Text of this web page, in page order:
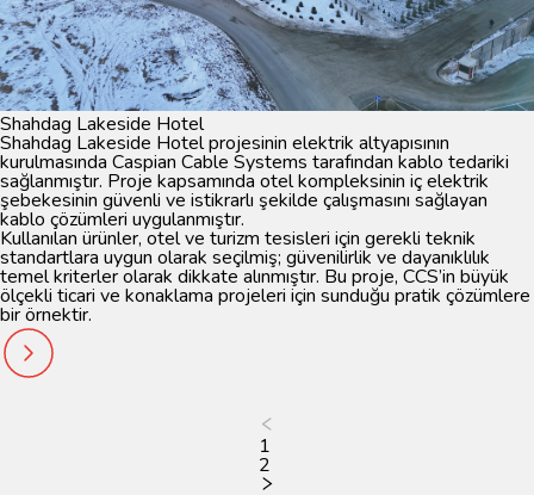
Shahdag Lakeside Hotel
Shahdag Lakeside Hotel projesinin elektrik altyapısının
kurulmasında Caspian Cable Systems tarafından kablo tedariki
sağlanmıştır. Proje kapsamında otel kompleksinin iç elektrik
şebekesinin güvenli ve istikrarlı şekilde çalışmasını sağlayan
kablo çözümleri uygulanmıştır.
Kullanılan ürünler, otel ve turizm tesisleri için gerekli teknik
standartlara uygun olarak seçilmiş; güvenilirlik ve dayanıklılık
temel kriterler olarak dikkate alınmıştır. Bu proje, CCS’in büyük
ölçekli ticari ve konaklama projeleri için sunduğu pratik çözümlere
bir örnektir.
1
2